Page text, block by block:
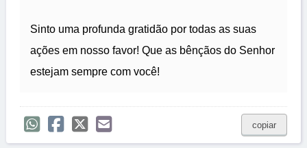
Sinto uma profunda gratidão por todas as suas
ações em nosso favor! Que as bênçãos do Senhor
estejam sempre com você!
copiar